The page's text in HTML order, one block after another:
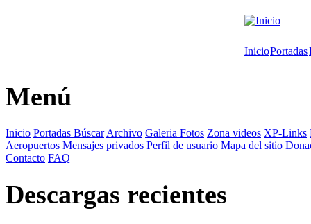
InicioPortadas
Menú
Inicio Portadas Búscar Archivo Galeria Fotos Zona videos XP-Links
Aeropuertos Mensajes privados Perfil de usuario Mapa del sitio
Contacto FAQ
Descargas recientes